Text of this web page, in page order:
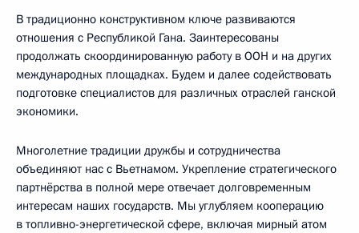
В традиционно конструктивном ключе развиваются
отношения с Республикой Гана. Заинтересованы
продолжать скоординированную работу в ООН и на других
международных площадках. Будем и далее содействовать
подготовке специалистов для различных отраслей ганской
экономики.
Многолетние традиции дружбы и сотрудничества
объединяют нас с Вьетнамом. Укрепление стратегического
партнёрства в полной мере отвечает долговременным
интересам наших государств. Мы углубляем кооперацию
в топливно-энергетической сфере, включая мирный атом